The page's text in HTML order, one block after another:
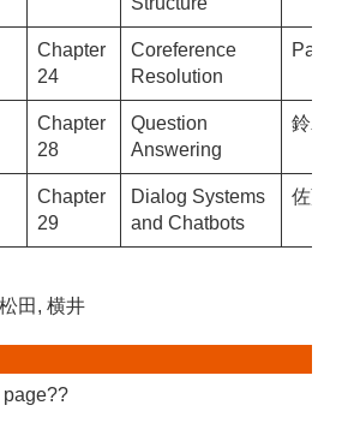
Chapter
24
Coreference
Resolution
Paul
Chapter
28
Question
Answering
鈴木M
Chapter
29
Dialog Systems
and Chatbots
佐藤S
田, 横井